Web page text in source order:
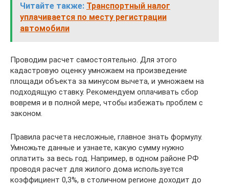
Читайте также: Транспортный налог
уплачивается по месту регистрации
автомобили
Проводим расчет самостоятельно. Для этого
кадастровую оценку умножаем на произведение
площади объекта за минусом вычета, и умножаем на
подходящую ставку. Рекомендуем оплачивать сбор
вовремя и в полной мере, чтобы избежать проблем с
законом.
Правила расчета несложные, главное знать формулу.
Умножьте данные и узнаете, какую сумму нужно
оплатить за весь год. Например, в одном районе РФ
проводя расчет для жилого дома используется
коэффициент 0,3%, в столичном регионе доходит до